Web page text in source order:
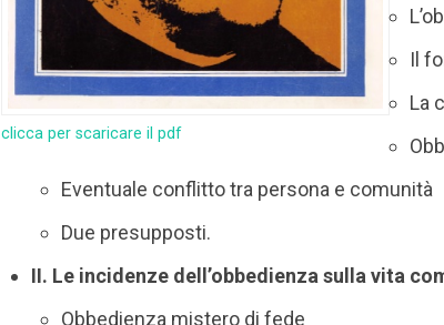
clicca per scaricare il pdf
Il
La
Eventuale conflitto tra persona e comunità
Due presupposti.
II. Le incidenze dell’obbedienza sulla vita
Obbedienza mistero di fede